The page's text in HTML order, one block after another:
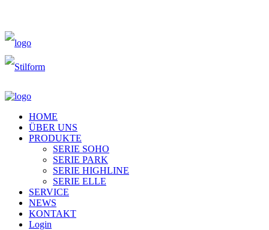
HOME
ÜBER UNS
PRODUKTE
SERIE SOHO
SERIE PARK
SERIE HIGHLINE
SERIE ELLE
SERVICE
NEWS
KONTAKT
Login